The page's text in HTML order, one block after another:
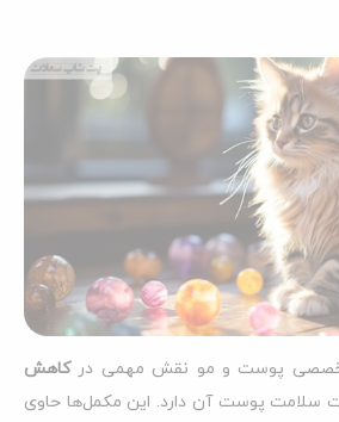
تخصصی پوست و مو نقش مهمی درکاهش
سلامت پوست آن دارد. این مکمل‌ها حاوی